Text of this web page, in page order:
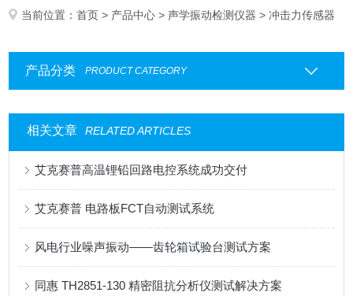
当前位置：首页 > 产品中心 >声学振动检测仪器 > 冲击力传感器
产品分类 PRODUCT CATEGORY
相关文章 RELATED ARTICLES
艾克赛普高温锂铅回路电控系统成功交付
艾克赛普 电路板FCT自动测试系统
风电行业噪声振动——齿轮箱试验台测试方案
同惠 TH2851-130 精密阻抗分析仪测试解决方案